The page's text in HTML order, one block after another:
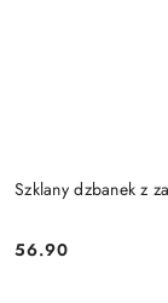
Szklany dzbanek z
Cena:
56.90